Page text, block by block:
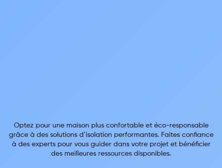
Optez pour une maison plus confortable et éco-responsable
grâce à des solutions d’isolation performantes. Faites confiance
à des experts pour vous guider dans votre projet et bénéficier
des meilleures ressources disponibles.